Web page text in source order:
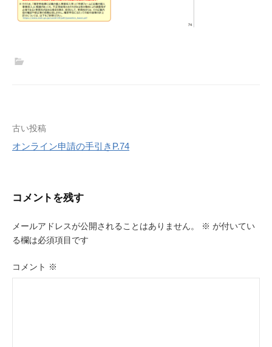
投
稿
ビ
ゲ
ー
シ
古い投稿
オンライン申請の手引きP.74
コメントを残す
メールアドレスが公開されることはありません。 ※ が付いてい
る欄は必須項目です
コメント ※